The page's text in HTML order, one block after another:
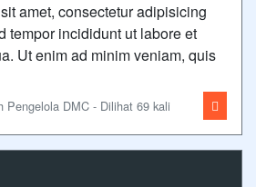
amet, consectetur adipisicing
tempor incididunt ut labore et
Ut enim ad minim veniam, quis
Pengelola DMC - Dilihat 69 kali